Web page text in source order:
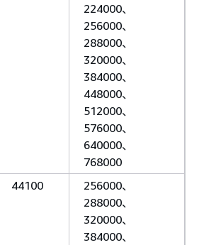
224000、
256000、
288000、
320000、
384000、
448000、
512000、
576000、
640000、
768000
44100
256000、
288000、
320000、
384000、